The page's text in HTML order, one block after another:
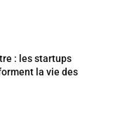
: les startups
la vie des